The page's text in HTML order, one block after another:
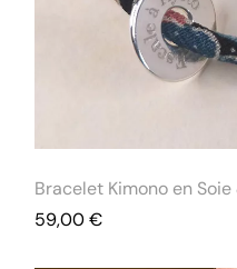
Bracelet Kimono en
59,00€